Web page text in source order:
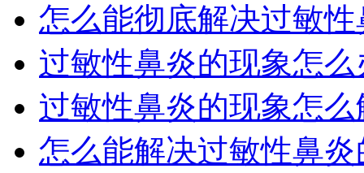
怎么能彻底解决过敏性
过敏性鼻炎的现象怎么
过敏性鼻炎的现象怎么
怎么能解决过敏性鼻炎